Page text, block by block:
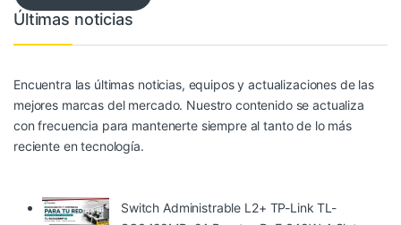
Últimas noticias
Encuentra las últimas noticias, equipos y actualizaciones de las
mejores marcas del mercado. Nuestro contenido se actualiza
con frecuencia para mantenerte siempre al tanto de lo más
reciente en tecnología.
Switch Administrable L2+ TP-Link TL-